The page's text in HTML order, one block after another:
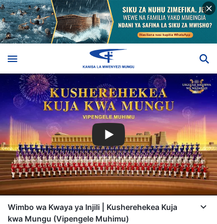
Wimbo wa Kwaya ya Injili | Kusherehekea Kuja
kwa Mungu (Vipengele Muhimu)